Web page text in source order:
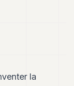
la